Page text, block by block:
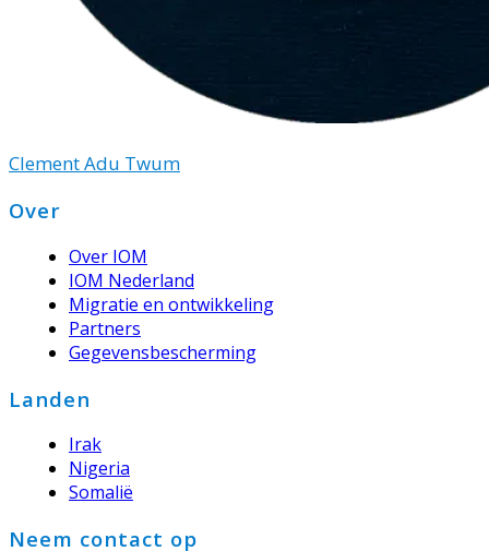
Clement Adu Twum
Footer
Over
Over IOM
IOM Nederland
Migratie en ontwikkeling
Partners
Gegevensbescherming
Landen
Irak
Nigeria
Somalië
Neem contact op